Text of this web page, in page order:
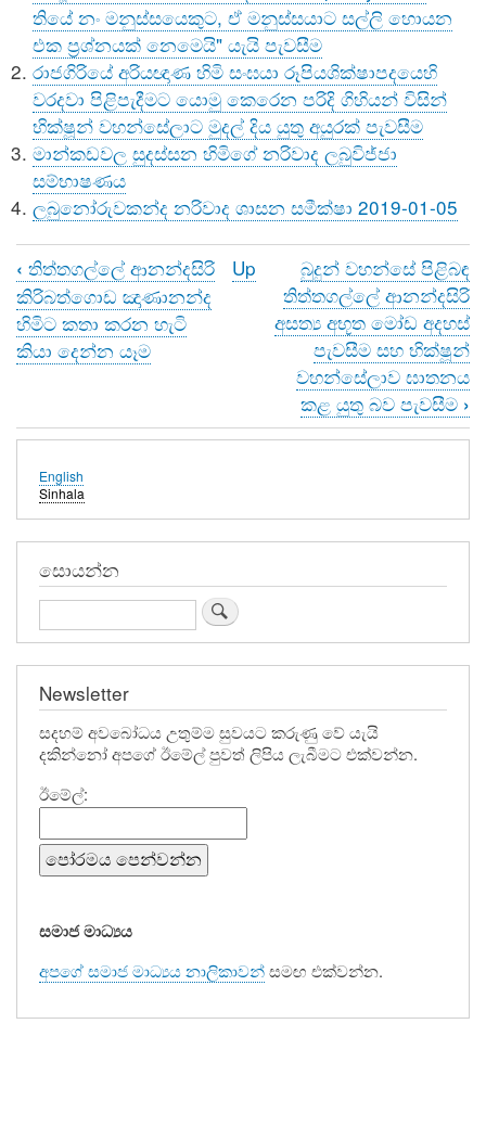
තියේ නං මනුස්සයෙකුට, ඒ මනුස්සයාට සල්ලි හොයන
එක ප්‍රශ්නයක් නෙමෙයි" යැයි පැවසීම
රාජගිරියේ අරියඥාණ හිමි සංඝයා රූපියශික්ෂාපදයෙහි
වරදවා පිළිපැදීමට යොමු කෙරෙන පරිදි ගිහියන් විසින්
භික්ෂූන් වහන්සේලාට මුදල් දිය යුතු අයුරක් පැවසීම
මාන්කඩවල සුදස්සන හිමිගේ නරිවාද ලබුවිජ්ජා
සම්භාෂණය
ලබුනෝරුවකන්ද නරිවාද ශාසන සමීක්ෂා 2019-01-05
Book
traversal
links
තිත්තගල්ලේ
ආනන්දසිරි
මෙහෙණන්
මුදල්
සිඟමනේ
යොදවනවාද?
‹ තිත්තගල්ලේ ආනන්දසිරි
කිරිබත්ගොඩ ඤාණානන්ද
හිමිට කතා කරන හැටි
කියා දෙන්න යෑම
Up
බුදුන් වහන්සේ පිළිබඳ
තිත්තගල්ලේ ආනන්දසිරි
අසත්‍ය අභූත මෝඩ අදහස්
පැවසීම සහ භික්ෂූන්
වහන්සේලාව ඝාතනය
කළ යුතු බව පැවසීම ›
English
Sinhala
සොයන්න
Search
Newsletter
සදහම් අවබෝධය උතුම්ම සුවයට කරුණු වේ යැයි
දකින්නෝ අපගේ ඊමේල් පුවත් ලිපිය ලැබීමට එක්වන්න.
ඊමේල්:
සමාජ මාධ්‍යය
අපගේ සමාජ මාධ්‍යය නාලිකාවන්සමඟ එක්වන්න.